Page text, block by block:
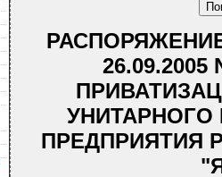
УНИТАРНОГО
ПРЕДПРИЯТИЯ